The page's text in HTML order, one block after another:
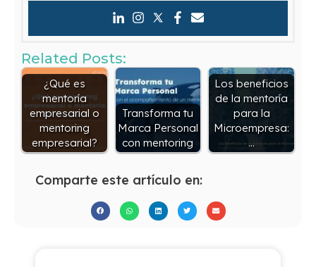
Related Posts:
¿Qué es
mentoría
empresarial o
mentoring
empresarial?
Transforma tu
Marca Personal
con mentoring
Los beneficios
de la mentoría
para la
Microempresa:
…
Comparte este artículo en: